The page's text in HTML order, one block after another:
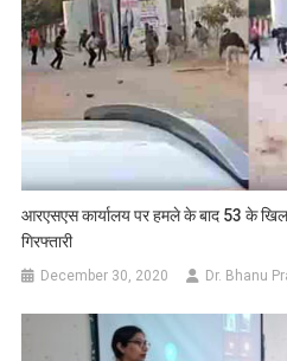
आरएसएस कार्यालय पर हमले के बाद 53 के
गिरफ्तारी
December 30, 2020 Dr. Bhanu